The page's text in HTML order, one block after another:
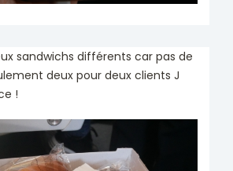
sandwichs différents car pas de
deux pour deux clients J
!